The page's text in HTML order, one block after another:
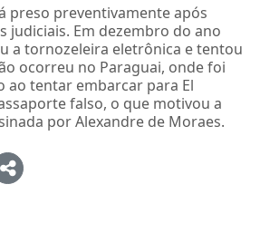
preso preventivamente após
judiciais. Em dezembro do ano
a tornozeleira eletrônica e tentou
ocorreu no Paraguai, onde foi
tentar embarcar para El
falso, o que motivou a
por Alexandre de Moraes.